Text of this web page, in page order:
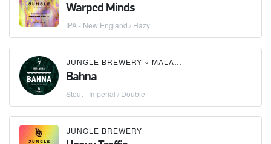
Warped Minds
IPA - New England / Hazy
JUNGLE BREWERY × MALANKA
Bahna
Stout - Imperial / Double
JUNGLE BREWERY